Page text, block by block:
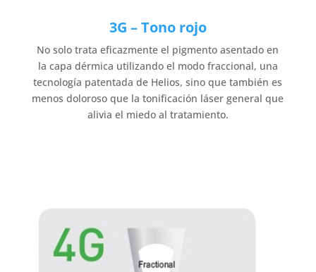
3G – Tono rojo
No solo trata eficazmente el pigmento asentado en
la capa dérmica utilizando el modo fraccional, una
tecnología patentada de Helios, sino que también es
menos doloroso que la tonificación láser general que
alivia el miedo al tratamiento.